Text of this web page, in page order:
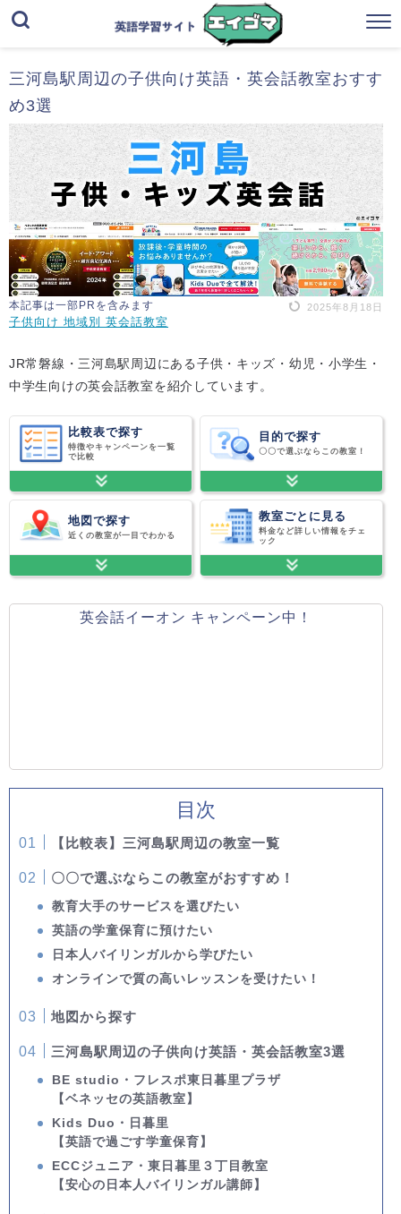
三河島駅周辺の子供向け英語・英会話教室おすす
め3選
本記事は一部PRを含みます 2025年8月18日
子供向け 地域別 英会話教室
JR常磐線・三河島駅周辺にある子供・キッズ・幼児・小学生・
中学生向けの英会話教室を紹介しています。
比較表で探す
特徴やキャンペーンを一覧
で比較
目的で探す
〇〇で選ぶならこの教室！
地図で探す
近くの教室が一目でわかる
教室ごとに見る
料金など詳しい情報をチェ
ック
英会話イーオン キャンペーン中！
目次
【比較表】三河島駅周辺の教室一覧
〇〇で選ぶならこの教室がおすすめ！
教育大手のサービスを選びたい
英語の学童保育に預けたい
日本人バイリンガルから学びたい
オンラインで質の高いレッスンを受けたい！
地図から探す
三河島駅周辺の子供向け英語・英会話教室3選
BE studio・フレスポ東日暮里プラザ
【ベネッセの英語教室】
Kids Duo・日暮里
【英語で過ごす学童保育】
ECCジュニア・東日暮里３丁目教室
【安心の日本人バイリンガル講師】